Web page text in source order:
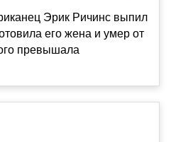
Эрик Ричинс выпил
его жена и умер от
превышала